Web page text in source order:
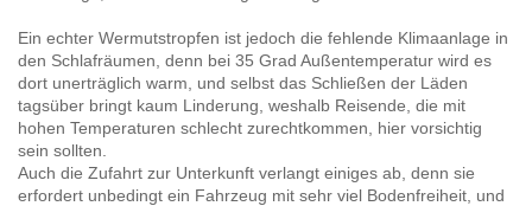
Ein echter Wermutstropfen ist jedoch die fehlende Klimaanlage in
den Schlafräumen, denn bei 35 Grad Außentemperatur wird es
dort unerträglich warm, und selbst das Schließen der Läden
tagsüber bringt kaum Linderung, weshalb Reisende, die mit
hohen Temperaturen schlecht zurechtkommen, hier vorsichtig
sein sollten.
Auch die Zufahrt zur Unterkunft verlangt einiges ab, denn sie
erfordert unbedingt ein Fahrzeug mit sehr viel Bodenfreiheit, und